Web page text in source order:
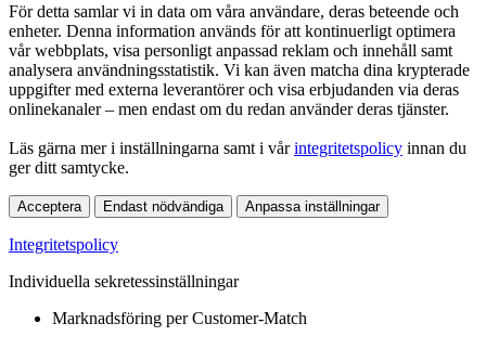
För detta samlar vi in data om våra användare, deras beteende och
enheter. Denna information används för att kontinuerligt optimera
vår webbplats, visa personligt anpassad reklam och innehåll samt
analysera användningsstatistik. Vi kan även matcha dina krypterade
uppgifter med externa leverantörer och visa erbjudanden via deras
onlinekanaler – men endast om du redan använder deras tjänster.
Läs gärna mer i inställningarna samt i vårintegritetspolicy innan du
ger ditt samtycke.
Acceptera Endast nödvändiga Anpassa inställningar
Integritetspolicy
Individuella sekretessinställningar
Marknadsföring per Customer-Match